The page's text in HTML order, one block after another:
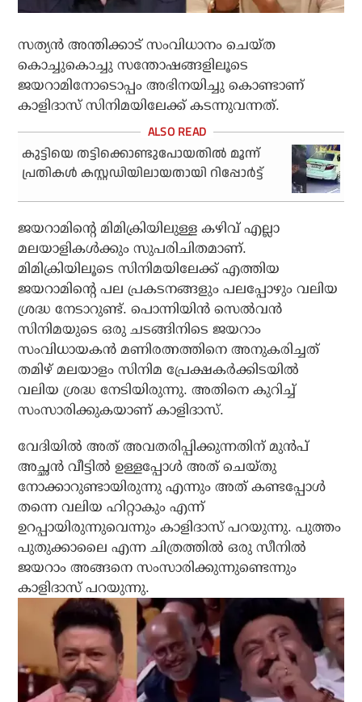
സത്യൻ അന്തിക്കാട് സംവിധാനം ചെയ്ത
കൊച്ചുകൊച്ചു സന്തോഷങ്ങളിലൂടെ
ജയറാമിനോടൊപ്പം അഭിനയിച്ചു കൊണ്ടാണ്
കാളിദാസ് സിനിമയിലേക്ക് കടന്നുവന്നത്.
കുട്ടിയെ തട്ടിക്കൊണ്ടുപോയതിൽ മൂന്ന്
പ്രതികൾ കസ്റ്റഡിയിലായതായി റിപ്പോർട്ട്
ജയറാമിന്റെ മിമിക്രിയിലുള്ള കഴിവ് എല്ലാ
മലയാളികൾക്കും സുപരിചിതമാണ്.
മിമിക്രിയിലൂടെ സിനിമയിലേക്ക് എത്തിയ
ജയറാമിന്റെ പല പ്രകടനങ്ങളും പലപ്പോഴും വലിയ
ശ്രദ്ധ നേടാറുണ്ട്. പൊന്നിയിൻ സെൽവൻ
സിനിമയുടെ ഒരു ചടങ്ങിനിടെ ജയറാം
സംവിധായകൻ മണിരത്നത്തിനെ അനുകരിച്ചത്
തമിഴ് മലയാളം സിനിമ പ്രേക്ഷകർക്കിടയിൽ
വലിയ ശ്രദ്ധ നേടിയിരുന്നു. അതിനെ കുറിച്ച്
സംസാരിക്കുകയാണ് കാളിദാസ്.
വേദിയിൽ അത് അവതരിപ്പിക്കുന്നതിന് മുൻപ്
അച്ഛൻ വീട്ടിൽ ഉള്ളപ്പോൾ അത് ചെയ്തു
നോക്കാറുണ്ടായിരുന്നു എന്നും അത് കണ്ടപ്പോൾ
തന്നെ വലിയ ഹിറ്റാകും എന്ന്
ഉറപ്പായിരുന്നുവെന്നും കാളിദാസ് പറയുന്നു. പുത്തം
പുതുക്കാലൈ എന്ന ചിത്രത്തിൽ ഒരു സീനിൽ
ജയറാം അങ്ങനെ സംസാരിക്കുന്നുണ്ടെന്നും
കാളിദാസ് പറയുന്നു.